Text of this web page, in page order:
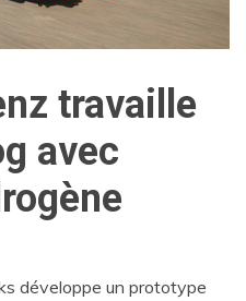
travaille
avec
développe un prototype